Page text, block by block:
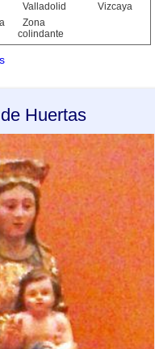
Valladolid
Vizcaya
Zona
colindante
Huertas